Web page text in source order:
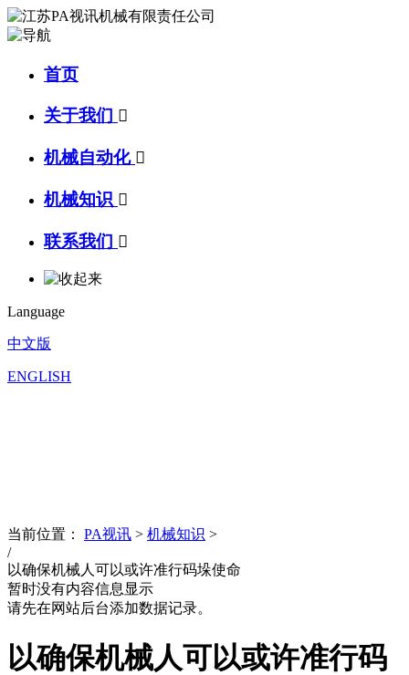
首页
关于我们 
机械自动化 
机械知识 
联系我们 
Language
中文版
ENGLISH
当前位置： PA视讯 > 机械知识 >
/
以确保机械人可以或许准行码垛使命
暂时没有内容信息显示
请先在网站后台添加数据记录。
以确保机械人可以或许准行码